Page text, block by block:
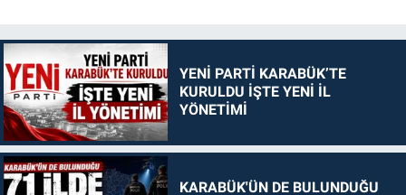
YENİ PARTİ KARABÜK’TE
KURULDU İŞTE YENİ İL
YÖNETİMİ
KARABÜK'ÜN DE BULUNDUĞU